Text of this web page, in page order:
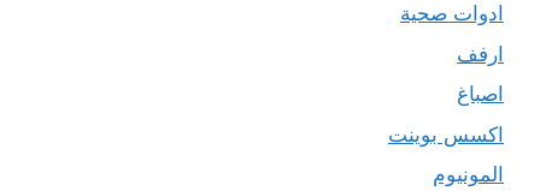
ادوات صحية
ارفف
اصباغ
اكسس بوينت
المونيوم